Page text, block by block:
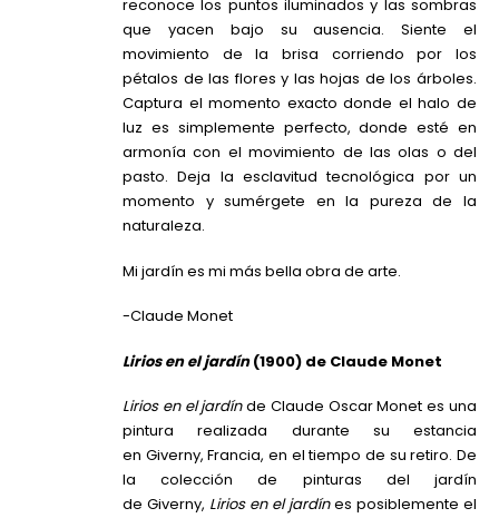
reconoce los puntos iluminados y las sombras
que yacen bajo su ausencia. Siente el
movimiento de la brisa corriendo por los
pétalos de las flores y las hojas de los árboles.
Captura el momento exacto donde el halo de
luz es simplemente perfecto, donde esté en
armonía con el movimiento de las olas o del
pasto. Deja la esclavitud tecnológica por un
momento y sumérgete en la pureza de la
naturaleza.
Mi jardín es mi más bella obra de arte.
-Claude Monet
Lirios en el jardín(1900) de Claude Monet
Lirios en el jardínde Claude Oscar Monet es una
pintura realizada durante su estancia
en Giverny, Francia, en el tiempo de su retiro. De
la colección de pinturas del jardín
de Giverny, Lirios en el jardínes posiblemente el